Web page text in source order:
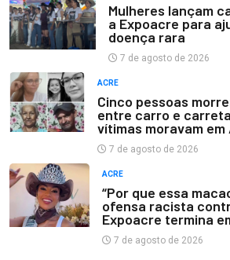
Mulheres lançam
a Expoacre para
doença rara
7 de agosto de 2026
ACRE
Cinco pessoas
entre carro e
vítimas moravam
7 de agosto de 2026
ACRE
“Por que essa
ofensa racista
Expoacre termina
7 de agosto de 2026